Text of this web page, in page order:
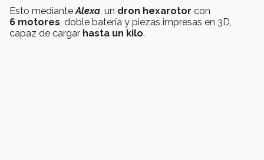
Esto mediante Alexa , un dron hexarotor con
6 motores , doble batería y piezas impresas en 3D,
capaz de cargar hasta un kilo.